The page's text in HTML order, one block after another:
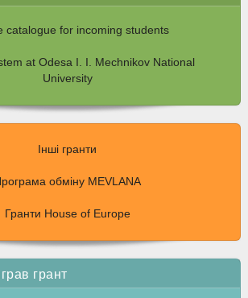
catalogue for incoming students
at Odesa I. I. Mechnikov National
University
Інші гранти
обміну MEVLANA
Гранти House of Europe
грант